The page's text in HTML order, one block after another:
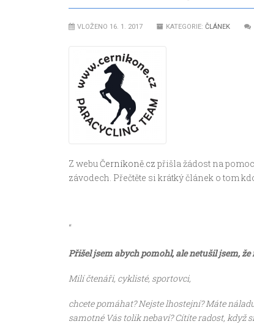
VLOŽENO 16. 1. 2017 KATEGORIE: ČLÁNEK
Z webuČerníkoně.cz přišla žádost na
závodech. Přečtěte si krátký článek o tom
“
Přišel jsem abych pomohl, ale netušil jsem,
Milí čtenáři, cyklisté, sportovci,
chcete pomáhat? Nejste lhostejní? Máte
samotné Vás tolik nebaví? Cítíte radost, když